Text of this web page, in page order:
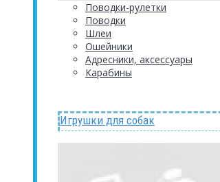
Поводки-рулетки
Поводки
Шлеи
Ошейники
Адресники, аксессуары
Карабины
Игрушки для собак